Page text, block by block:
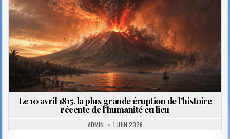
Le 10 avril 1815, la plus grande éruption de l’histoire
récente de l’humanité eu lieu
ADMIN 1 JUIN 2026